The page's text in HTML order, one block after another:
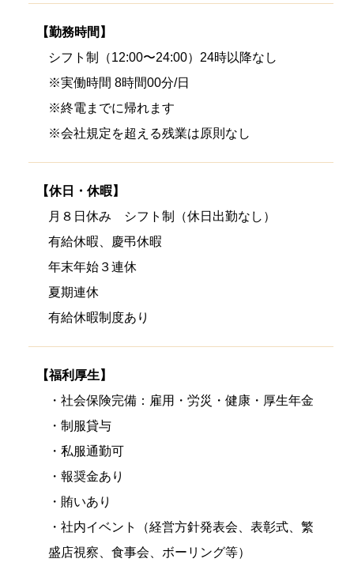
【勤務時間】
シフト制（12:00〜24:00）24時以降なし
※実働時間 8時間00分/日
※終電までに帰れます
※会社規定を超える残業は原則なし
【休日・休暇】
月８日休み シフト制（休日出勤なし）
有給休暇、慶弔休暇
年末年始３連休
夏期連休
有給休暇制度あり
【福利厚生】
・社会保険完備：雇用・労災・健康・厚生年金
・制服貸与
・私服通勤可
・報奨金あり
・賄いあり
・社内イベント（経営方針発表会、表彰式、繁
盛店視察、食事会、ボーリング等）